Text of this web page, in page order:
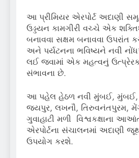
આ પ્રીમિયર એરપોર્ટ અદાણી
ઉડ્ડયન કામગીરી વચ્ચે એક
બનાવવા સક્ષમ બનાવવા ઉપરાંત
અને પર્યટનના ભવિષ્યને નવી
લઈ જવામાં એક મહત્વનું
સંભાવના છે.
આ પહેલ હેઠળ નવી મુંબઈ, મુંબઈ,
જયપુર, લખનૌ, તિરુવનંતપુરમ,
ગુવાહાટી મળી વિશ્વકક્ષાના
એરપોર્ટના સંચાલનમાં અદાણી
ઉપયોગ કરશે.